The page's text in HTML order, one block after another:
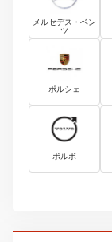
メルセデス・ベン
ツ
ポルシェ
ボルボ